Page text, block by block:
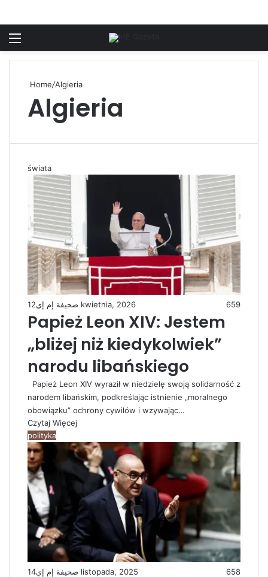
Home/Algieria
Algieria
świata
صحيفة إم إي 12 kwietnia, 2026 659
Papież Leon XIV: Jestem
„bliżej niż kiedykolwiek”
narodu libańskiego
Papież Leon XIV wyraził w niedzielę swoją solidarność z
narodem libańskim, podkreślając istnienie „moralnego
obowiązku” ochrony cywilów i wzywając…
Czytaj Więcej
polityka
صحيفة إم إي 14 listopada, 2025 658